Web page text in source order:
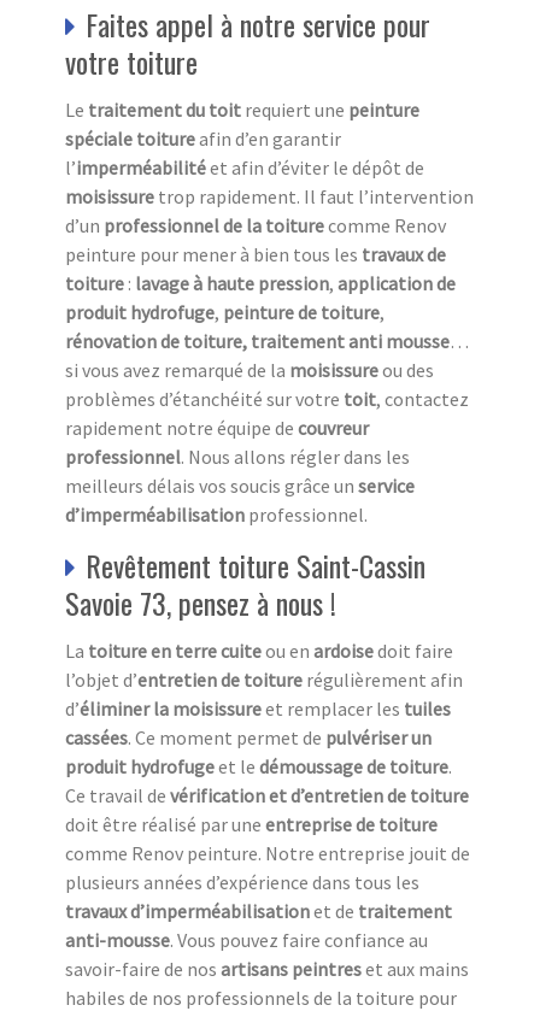
Faites appel à notre service pour
votre toiture
Le traitement du toit requiert une peinture
spéciale toitureafin d’en garantir
l’imperméabilitéet afin d’éviter le dépôt de
moisissure trop rapidement. Il faut l’intervention
d’un professionnel de la toiturecomme Renov
peinture pour mener à bien tous les travaux de
toiture : lavage à haute pression, application de
produit hydrofuge, peinture de toiture,
rénovation de toiture, traitement anti mousse…
si vous avez remarqué de la moisissureou des
problèmes d’étanchéité sur votre toit, contactez
rapidement notre équipe de couvreur
professionnel. Nous allons régler dans les
meilleurs délais vos soucis grâce un service
d’imperméabilisation professionnel.
Revêtement toiture Saint-Cassin
Savoie 73, pensez à nous !
La toiture en terre cuiteou en ardoisedoit faire
l’objet d’entretien de toiture régulièrement afin
d’éliminer la moisissureet remplacer les tuiles
cassées. Ce moment permet de pulvériser un
produit hydrofugeet le démoussage de toiture.
Ce travail de vérification et d’entretien de toiture
doit être réalisé par une entreprise de toiture
comme Renov peinture. Notre entreprise jouit de
plusieurs années d’expérience dans tous les
travaux d’imperméabilisationet de traitement
anti-mousse. Vous pouvez faire confiance au
savoir-faire de nos artisans peintreset aux mains
habiles de nos professionnels de la toiture pour